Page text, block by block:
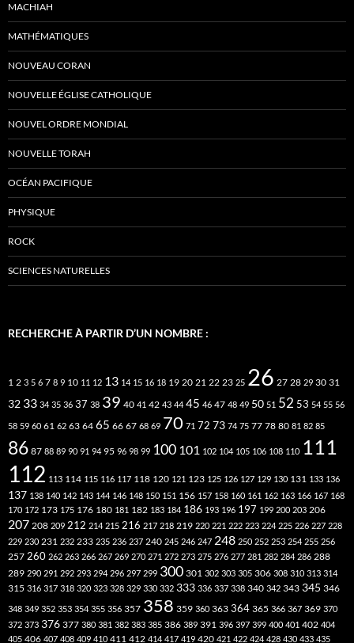
MACHIAH
MATHÉMATIQUES
NOUVEAU CORAN
NOUVELLE ÉGLISE CATHOLIQUE
NOUVEL ORDRE MONDIAL
NOUVELLE TORAH
OCÉAN PACIFIQUE
PHYSIQUE
ROCK
SCIENCES NATURELLES
RECHERCHE À PARTIR D’UN NOMBRE :
1 2 3 5 6 7 8 9 10 11 12 13 14 15 16 18 19 20 21 22 23 25 26 27 28 29 30 31
32 33 34 35 36 37 38 39 40 41 42 43 44 45 46 47 48 49 50 51 52 53 54 55 56
58 59 60 61 62 63 64 65 66 67 68 69 70 71 72 73 74 75 77 78 80 81 82 85
86 87 88 89 90 91 94 95 96 98 99 100 101 102 104 105 106 108 110 111
112 113 114 115 116 117 118 120 121 123 125 126 127 129 130 131 133 136
137 138 140 142 143 144 146 148 150 151 156 157 158 160 161 162 163 166 167 168
170 172 173 175 176 180 181 182 183 184 186 193 196 197 199 200 203 206
207 208 209 212 214 215 216 217 218 219 220 221 222 223 224 225 226 227 228
229 230 231 232 233 235 236 237 240 245 246 247 248 250 252 253 254 255 256
257 260 262 263 266 267 269 270 271 272 273 275 276 277 281 282 284 286 288
289 290 291 292 293 294 296 297 299 300 301 302 303 305 306 308 310 313 314
315 316 317 318 320 323 328 329 330 332 333 336 337 338 340 342 343 345 346
348 349 352 353 354 355 356 357 358 359 360 363 364 365 366 367 369 370
372 373 376 377 380 381 382 383 385 386 389 391 396 397 399 400 401 402 404
405 406 407 408 409 410 411 412 414 417 419 420 421 422 424 428 430 433 435